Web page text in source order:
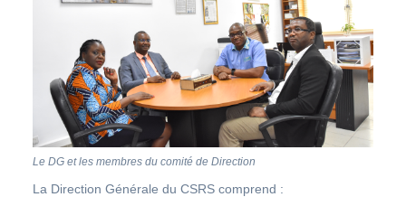
Le DG et les membres du comité de Direction
La Direction Générale du CSRS comprend :